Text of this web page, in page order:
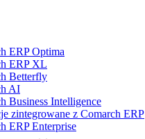
ERP Optima
ERP XL
Betterfly
AI
Business Intelligence
zintegrowane z Comarch ERP
ERP Enterprise